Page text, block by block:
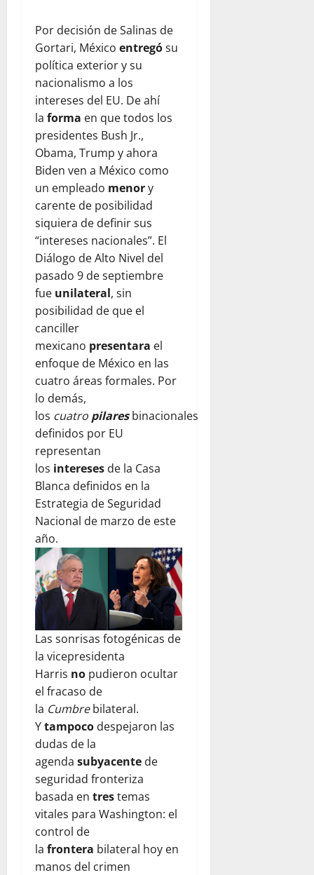
Por decisión de Salinas de
Gortari, México entregósu
política exterior y su
nacionalismo a los
intereses del EU. De ahí
la forma en que todos los
presidentes Bush Jr.,
Obama, Trump y ahora
Biden ven a México como
un empleado menory
carente de posibilidad
siquiera de definir sus
“intereses nacionales”. El
Diálogo de Alto Nivel del
pasado 9 de septiembre
fue unilateral, sin
posibilidad de que el
canciller
mexicano presentara el
enfoque de México en las
cuatro áreas formales. Por
lo demás,
los cuatro pilaresbinacionales
definidos por EU
representan
los intereses de la Casa
Blanca definidos en la
Estrategia de Seguridad
Nacional de marzo de este
año.
Las sonrisas fotogénicas de
la vicepresidenta
Harris no pudieron ocultar
el fracaso de
la Cumbrebilateral.
Ytampoco despejaron las
dudas de la
agenda subyacente de
seguridad fronteriza
basada en trestemas
vitales para Washington: el
control de
la frontera bilateral hoy en
manos del crimen